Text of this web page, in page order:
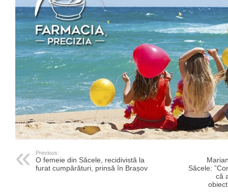
Previous:
O femeie din Săcele, recidivistă la
furat cumpărături, prinsă în Brașov
Săcele:
că